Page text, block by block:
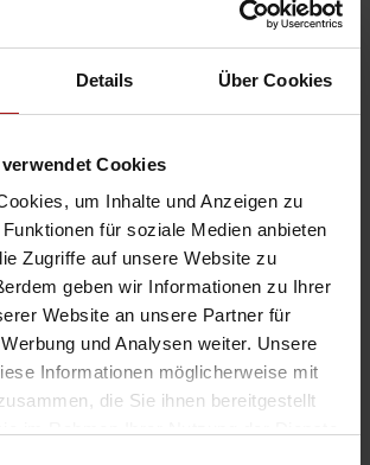
Details Über Cookies
Cookies
um Inhalte und Anzeigen zu
für soziale Medien anbieten
Zugriffe auf unsere Website zu
geben wir Informationen zu Ihrer
Website an unsere Partner für
und Analysen weiter. Unsere
Informationen möglicherweise mit
die Sie ihnen bereitgestellt
bei der zuständigen
gegen die DSGVO steht den
bei einer
in dem Mitgliedstaat
Aufenthalts, ihres Arbeitsplatzes
Verstoßes zu. Das
unbeschadet anderweitiger
oder gerichtlicher
Daten, die wir auf Grundlage Ihrer
eines Vertrags
an sich oder an einen